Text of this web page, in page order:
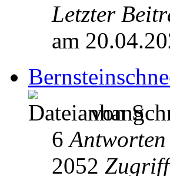
Letzter
am
von
6Antworten
2052